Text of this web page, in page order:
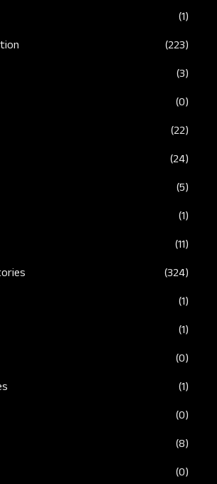
(1)
(223)
(3)
(0)
(22)
(24)
(5)
(1)
(11)
(324)
(1)
(1)
(0)
(1)
(0)
(8)
(0)